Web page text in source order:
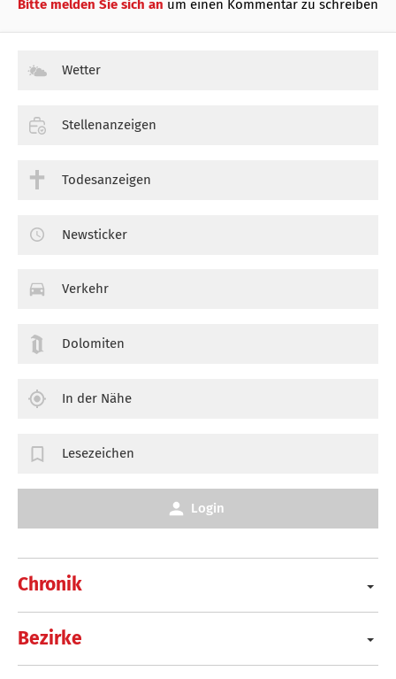
Bitte melden Sie sich an um einen Kommentar zu schreiben
Chronik
Bezirke
Wetter
Stellenanzeigen
Todesanzeigen
Newsticker
Verkehr
Dolomiten
In der Nähe
Lesezeichen
Login